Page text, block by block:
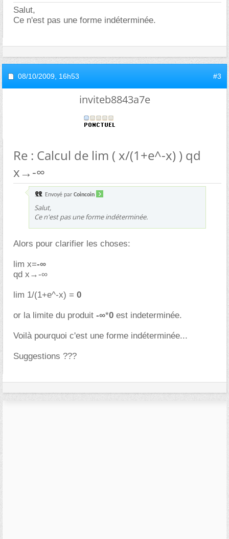
Salut,
Ce n'est pas une forme indéterminée.
08/10/2009, 16h53 #3
inviteb8843a7e
Re : Calcul de lim ( x/(1+e^-x) ) qd
x→-∞
Envoyé par Coincoin
Salut,
Ce n'est pas une forme indéterminée.
Alors pour clarifier les choses:
lim x=-∞
qd x→-∞
lim 1/(1+e^-x) = 0
or la limite du produit -∞*0 est indeterminée.
Voilà pourquoi c'est une forme indéterminée...
Suggestions ???